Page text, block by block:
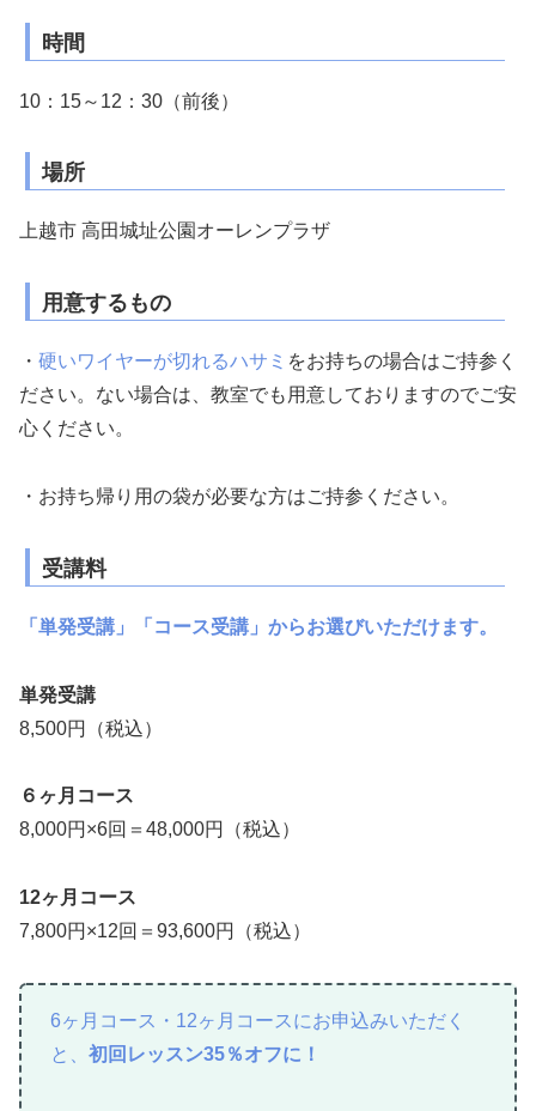
時間
10：15～12：30（前後）
場所
上越市 高田城址公園オーレンプラザ
用意するもの
・ 硬いワイヤーが切れるハサミ をお持ちの場合はご持参く
ださい。 ない場合は、教室でも用意しておりますのでご安
心ください。
・お持ち帰り用の袋が必要な方はご持参ください。
受講料
「単発受講」「コース受講」からお選びいただけます。
単発受講
8,500円（税込）
６ヶ月コース
8,000円×6回＝48,000円（税込）
12ヶ月コース
7,800円×12回＝93,600円（税込）
6ヶ月コース・12ヶ月コースにお申込みいただく
と、 初回レッスン35％オフに！